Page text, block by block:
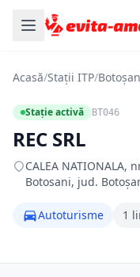
Acasă/Stații ITP/
Stație activă BT046
REC SRL
CALEA NATIONALA,
Botosani, jud.
Autoturisme 1